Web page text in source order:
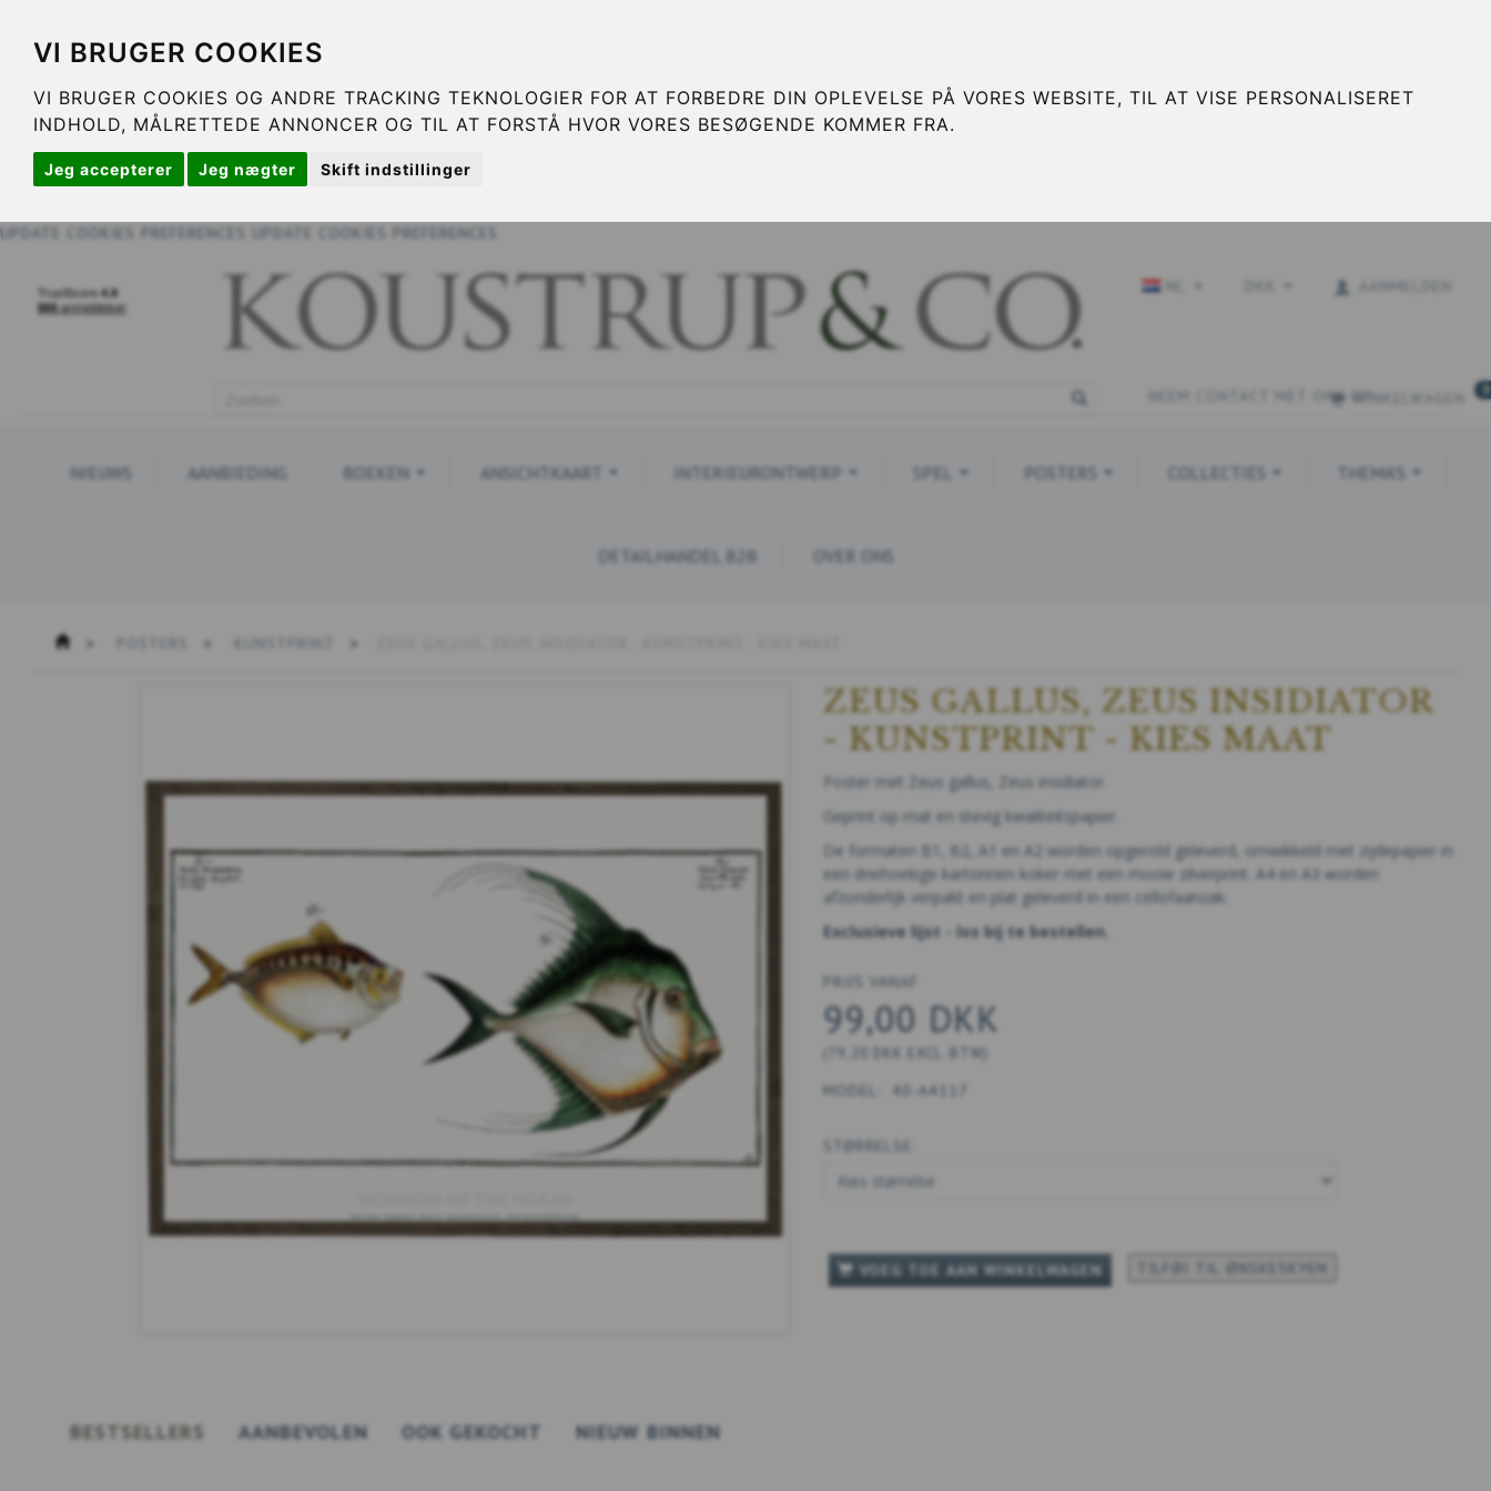
VI BRUGER COOKIES
VI BRUGER COOKIES OG ANDRE TRACKING TEKNOLOGIER FOR AT FORBEDRE DIN OPLEVELSE PÅ VORES WEBSITE, TIL AT VISE PERSONALISERET
INDHOLD, MÅLRETTEDE ANNONCER OG TIL AT FORSTÅ HVOR VORES BESØGENDE KOMMER FRA.
Jeg accepterer Jeg nægter Skift indstillinger
UPDATE COOKIES PREFERENCES UPDATE COOKIES PREFERENCES
NEEM CONTACT MET ONS OPWINKELWAGEN 0
NIEUWS AANBIEDING BOEKEN ANSICHTKAART INTERIEURONTWERP SPEL POSTERS COLLECTIES THEMA'S
DETAILHANDEL B2B OVER ONS
ZEUS GALLUS, ZEUS INSIDIATOR
- KUNSTPRINT - KIES MAAT
Poster met Zeus gallus, Zeus insidiator.
Geprint op mat en stevig kwaliteitspapier.
De formaten B1, B2, A1 en A2 worden opgerold geleverd, omwikkeld met zijdepapier in
een driehoekige kartonnen koker met een mooie zilverprint. A4 en A3 worden
afzonderlijk verpakt en plat geleverd in een cellofaanzak.
Exclusieve lijst - los bij te bestellen.
PRIJS VANAF
99,00 DKK
79,20 DKK EXCL. BTW
MODEL: 40-A4117
STØRRELSE:
VOEG TOE AAN WINKELWAGEN TILFØJ TIL ØNSKESKYEN
BESTSELLERS AANBEVOLEN OOK GEKOCHT NIEUW BINNEN